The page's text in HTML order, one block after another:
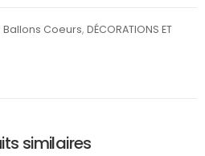
Ballons Coeurs,DÉCORATIONS ET
similaires